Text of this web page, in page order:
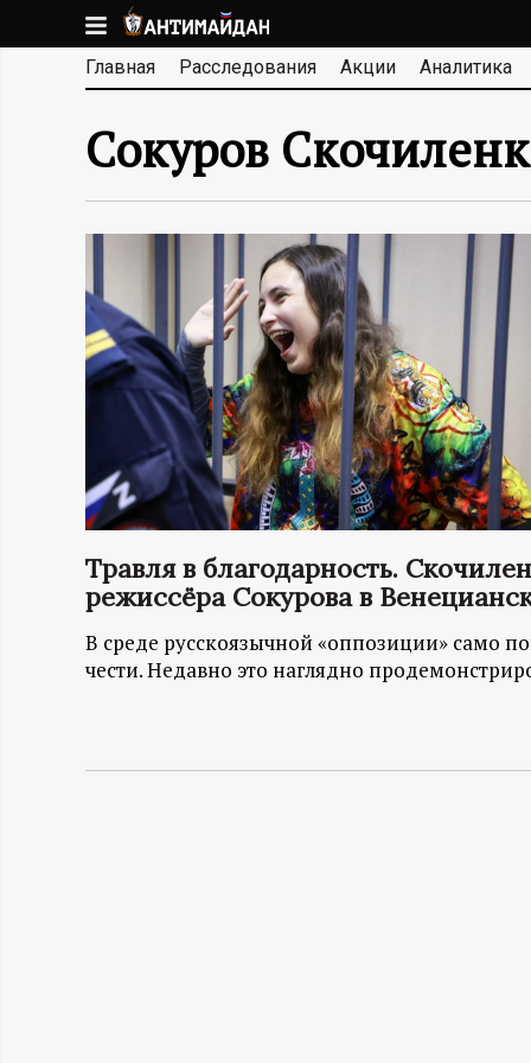
к
основномуА
Н
И
М
А
Д
А
Н
-
Главная Расследования Акции Аналитика
Сокуров
Травля в благодарность.
режиссёра Сокурова в
В среде русскоязычной «оппозиции» само
чести. Недавно это наглядно